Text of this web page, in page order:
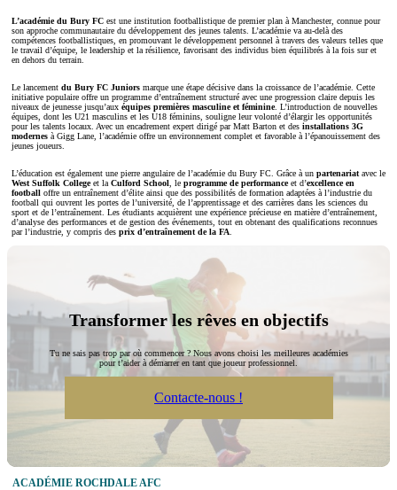
L’académie du Bury FC est une institution footballistique de premier plan à Manchester, connue pour
son approche communautaire du développement des jeunes talents. L’académie va au-delà des
compétences footballistiques, en promouvant le développement personnel à travers des valeurs telles que
le travail d’équipe, le leadership et la résilience, favorisant des individus bien équilibrés à la fois sur et
en dehors du terrain.
Le lancement du Bury FC Juniors marque une étape décisive dans la croissance de l’académie. Cette
initiative populaire offre un programme d’entraînement structuré avec une progression claire depuis les
niveaux de jeunesse jusqu’aux équipes premières masculine et féminine. L’introduction de nouvelles
équipes, dont les U21 masculins et les U18 féminins, souligne leur volonté d’élargir les opportunités
pour les talents locaux. Avec un encadrement expert dirigé par Matt Barton et des installations 3G
modernes à Gigg Lane, l’académie offre un environnement complet et favorable à l’épanouissement des
jeunes joueurs.
L’éducation est également une pierre angulaire de l’académie du Bury FC. Grâce à un partenariat avec le
West Suffolk Collegeet la Culford School , le programme de performanceet d’excellence en
football offre un entraînement d’élite ainsi que des possibilités de formation adaptées à l’industrie du
football qui ouvrent les portes de l’université, de l’apprentissage et des carrières dans les sciences du
sport et de l’entraînement. Les étudiants acquièrent une expérience précieuse en matière d’entraînement,
d’analyse des performances et de gestion des événements, tout en obtenant des qualifications reconnues
par l’industrie, y compris des prix d’entraînement de la FA
Transformer les rêves en objectifs
Tu ne sais pas trop par où commencer ? Nous avons choisi les meilleures académies
pour t’aider à démarrer en tant que joueur professionnel.
Contacte-nous !
ACADÉMIE ROCHDALE AFC